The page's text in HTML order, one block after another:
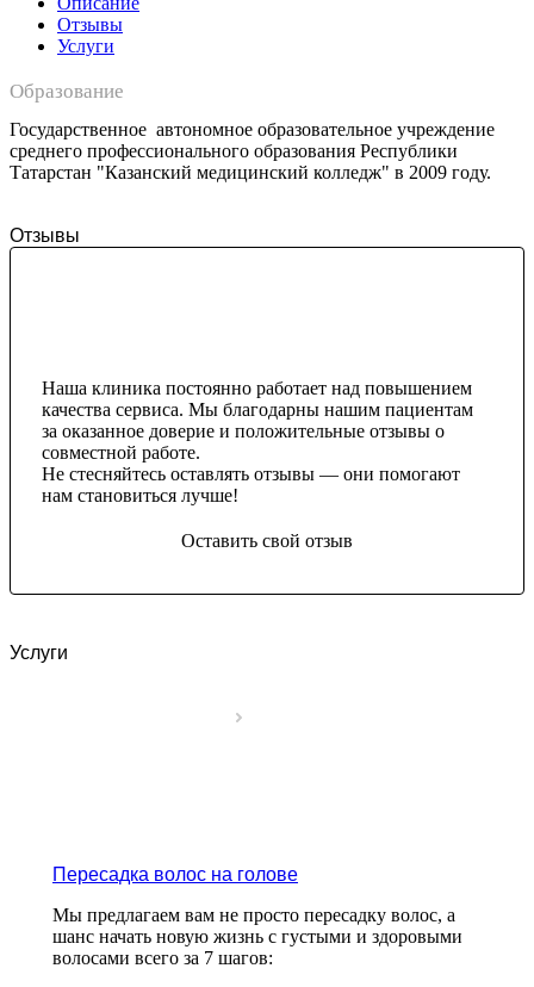
Отзывы
Услуги
Образование
Государственное автономное образовательное учреждение
среднего профессионального образования Республики
Татарстан "Казанский медицинский колледж" в 2009 году.
Отзывы
Наша клиника постоянно работает над повышением
качества сервиса. Мы благодарны нашим пациентам
за оказанное доверие и положительные отзывы о
совместной работе.
Не стесняйтесь оставлять отзывы — они помогают
нам становиться лучше!
Оставить свой отзыв
Услуги
Пересадка волос на голове
Мы предлагаем вам не просто пересадку волос, а
шанс начать новую жизнь с густыми и здоровыми
волосами всего за 7 шагов: